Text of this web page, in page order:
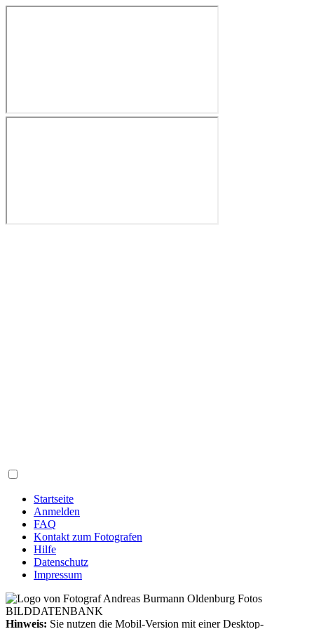
Startseite
Anmelden
FAQ
Kontakt zum Fotografen
Hilfe
Datenschutz
Impressum
Hinweis: Sie nutzen die Mobil-Version mit einer Desktop-